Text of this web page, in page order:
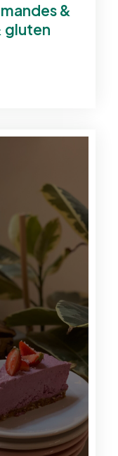
&
gluten